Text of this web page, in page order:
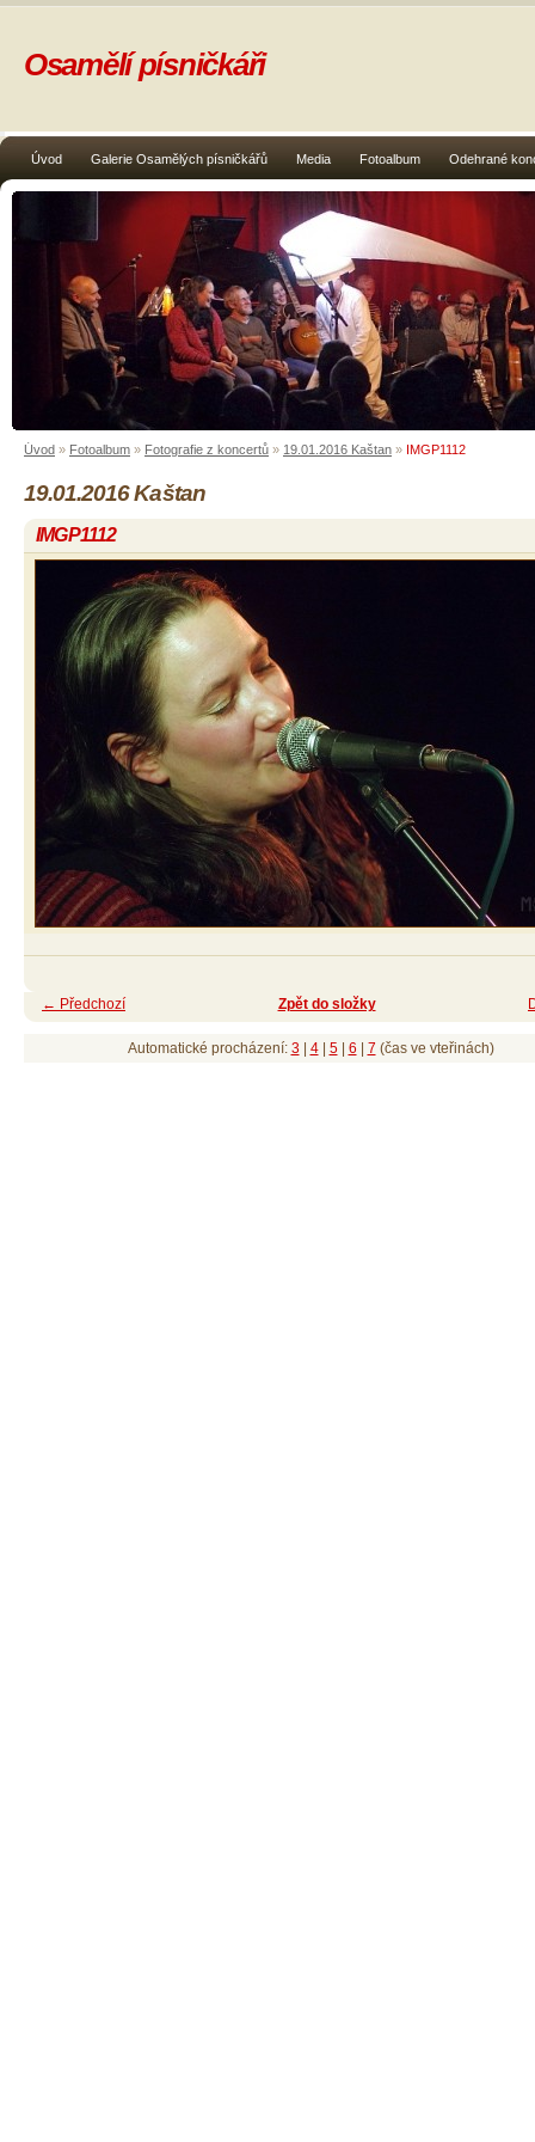
Úvod Galerie Osamělých písničkářů Media Fotoalbum Odehrané
Osamělí písničkáři
Úvod » Fotoalbum » Fotografie z koncertů » 19.01.2016 Kaštan » IMGP1112
19.01.2016 Kaštan
IMGP1112
← Předchozí Zpět do složky
Automatické procházení: 3| 4| 5| 6 7 (čas ve vteřinách)